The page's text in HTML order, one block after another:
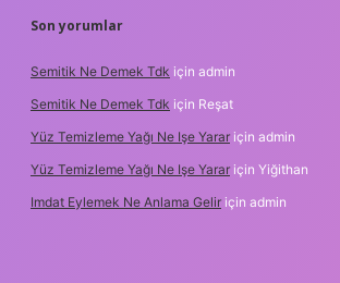
Son yorumlar
Semitik Ne Demek Tdk için admin
Semitik Ne Demek Tdk için Reşat
Yüz Temizleme Yağı Ne Işe Yarar için admin
Yüz Temizleme Yağı Ne Işe Yarar için Yiğithan
Imdat Eylemek Ne Anlama Gelir için admin